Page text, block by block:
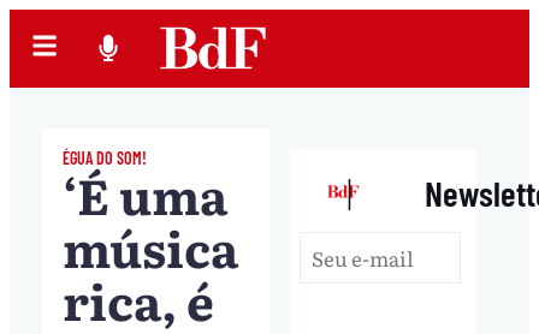
ÉGUA DO SOM!
‘É uma
música
rica, é
|